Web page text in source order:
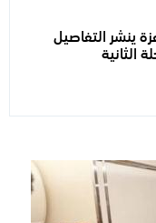
ينشر التفاصيل
الثانية